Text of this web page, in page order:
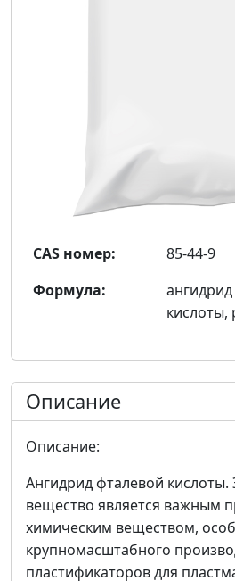
CAS номер:
85-44-9
Формула:
Описание
Описание:
Ангидрид фталевой кислоты.
вещество является важным
химическим веществом,
крупномасштабного
пластификаторов для